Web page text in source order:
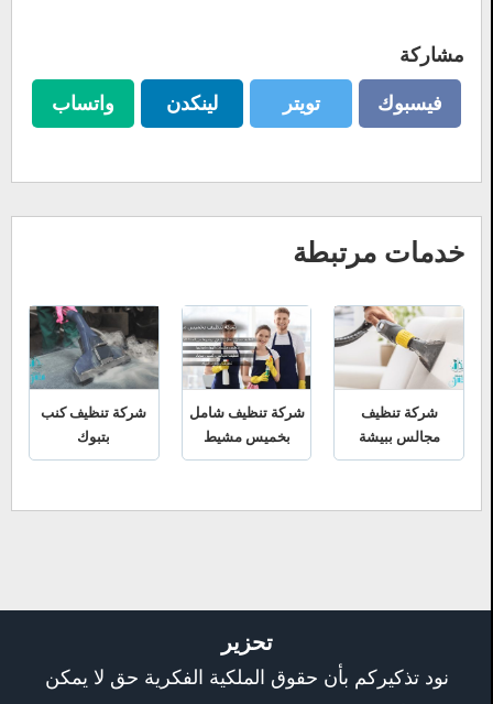
مشاركة
فيسبوك
فيسبوك
تويتر
تويتر
لينكدن
لينكدن
واتساب
واتساب
خدمات مرتبطة
شركة تنظيف
مجالس ببيشة
شركة تنظيف شامل
بخميس مشيط
شركة تنظيف كنب
بتبوك
تحزير
نود تذكيركم بأن حقوق الملكية الفكرية حق لا يمكن